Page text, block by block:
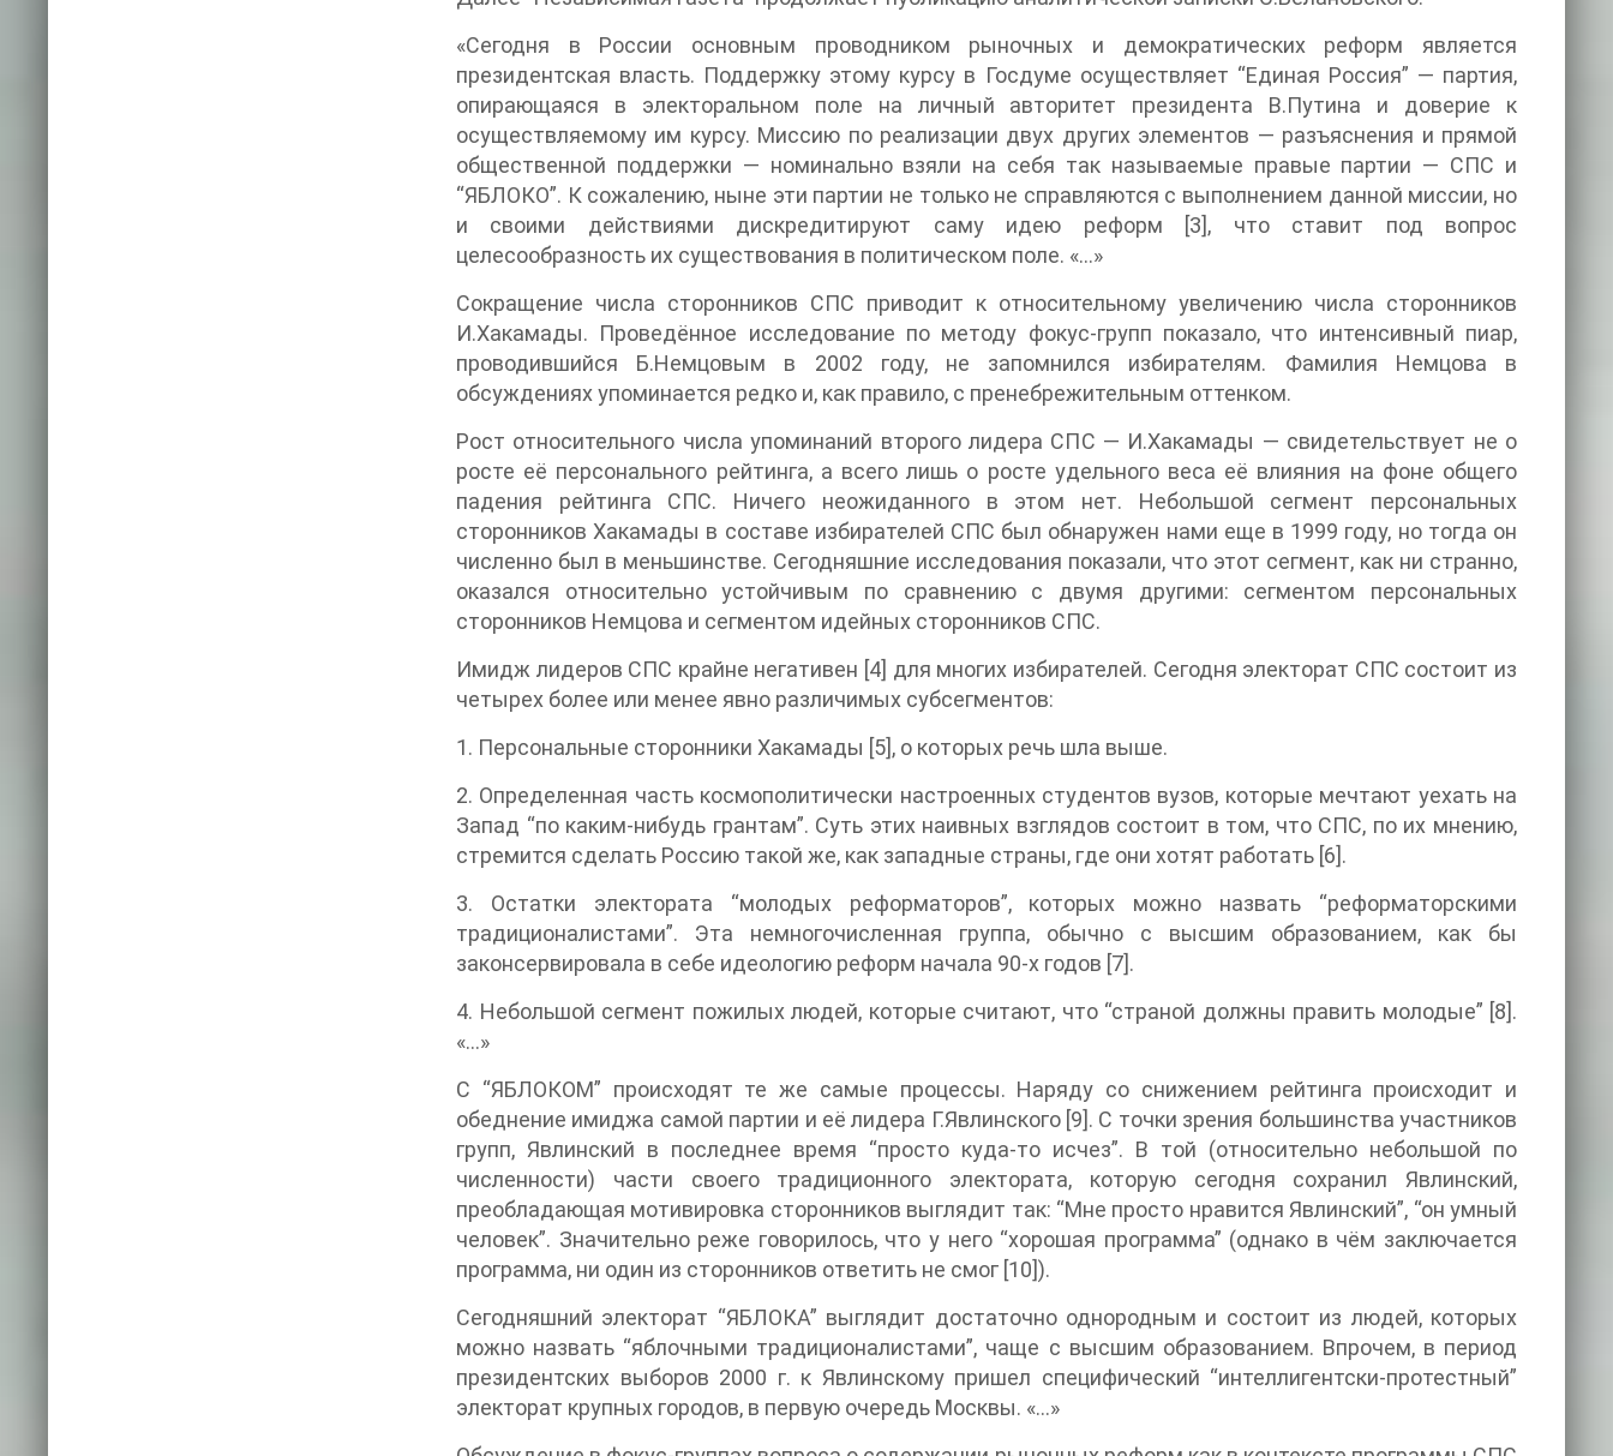
«Сегодня в России основным проводником рыночных и демократических реформ является
президентская власть. Поддержку этому курсу в Госдуме осуществляет “Единая Россия” — партия,
опирающаяся в электоральном поле на личный авторитет президента В.Путина и доверие к
осуществляемому им курсу. Миссию по реализации двух других элементов — разъяснения и прямой
общественной поддержки — номинально взяли на себя так называемые правые партии — СПС и
“ЯБЛОКО”. К сожалению, ныне эти партии не только не справляются с выполнением данной миссии, но
и своими действиями дискредитируют саму идею реформ [3], что ставит под вопрос
целесообразность их существования в политическом поле. «…»
Сокращение числа сторонников СПС приводит к относительному увеличению числа сторонников
И.Хакамады. Проведённое исследование по методу фокус-групп показало, что интенсивный пиар,
проводившийся Б.Немцовым в 2002 году, не запомнился избирателям. Фамилия Немцова в
обсуждениях упоминается редко и, как правило, с пренебрежительным оттенком.
Рост относительного числа упоминаний второго лидера СПС — И.Хакамады — свидетельствует не о
росте её персонального рейтинга, а всего лишь о росте удельного веса её влияния на фоне общего
падения рейтинга СПС. Ничего неожиданного в этом нет. Небольшой сегмент персональных
сторонников Хакамады в составе избирателей СПС был обнаружен нами еще в 1999 году, но тогда он
численно был в меньшинстве. Сегодняшние исследования показали, что этот сегмент, как ни странно,
оказался относительно устойчивым по сравнению с двумя другими: сегментом персональных
сторонников Немцова и сегментом идейных сторонников СПС.
Имидж лидеров СПС крайне негативен [4] для многих избирателей. Сегодня электорат СПС состоит из
четырех более или менее явно различимых субсегментов:
1. Персональные сторонники Хакамады [5], о которых речь шла выше.
2. Определенная часть космополитически настроенных студентов вузов, которые мечтают уехать на
Запад “по каким-нибудь грантам”. Суть этих наивных взглядов состоит в том, что СПС, по их мнению,
стремится сделать Россию такой же, как западные страны, где они хотят работать [6].
3. Остатки электората “молодых реформаторов”, которых можно назвать “реформаторскими
традиционалистами”. Эта немногочисленная группа, обычно с высшим образованием, как бы
законсервировала в себе идеологию реформ начала 90-х годов [7].
4. Небольшой сегмент пожилых людей, которые считают, что “страной должны править молодые” [8].
«…»
С “ЯБЛОКОМ” происходят те же самые процессы. Наряду со снижением рейтинга происходит и
обеднение имиджа самой партии и её лидера Г.Явлинского [9]. С точки зрения большинства участников
групп, Явлинский в последнее время “просто куда-то исчез”. В той (относительно небольшой по
численности) части своего традиционного электората, которую сегодня сохранил Явлинский,
преобладающая мотивировка сторонников выглядит так: “Мне просто нравится Явлинский”, “он умный
человек”. Значительно реже говорилось, что у него “хорошая программа” (однако в чём заключается
программа, ни один из сторонников ответить не смог [10]).
Сегодняшний электорат “ЯБЛОКА” выглядит достаточно однородным и состоит из людей, которых
можно назвать “яблочными традиционалистами”, чаще с высшим образованием. Впрочем, в период
президентских выборов 2000 г. к Явлинскому пришел специфический “интеллигентски-протестный”
электорат крупных городов, в первую очередь Москвы. «…»